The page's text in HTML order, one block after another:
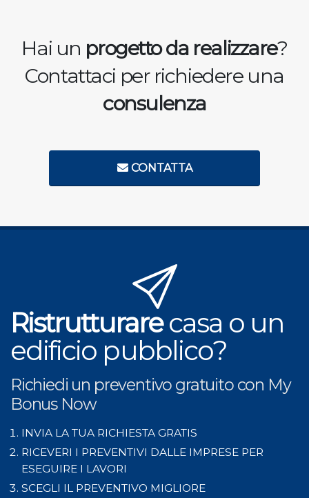
Hai un progetto da realizzare?
Contattaci per richiedere una
consulenza
CONTATTA
Ristrutturarecasa o un
edificio pubblico?
Richiedi un preventivo gratuito con My
Bonus Now
INVIA LA TUA RICHIESTA GRATIS
RICEVERI I PREVENTIVI DALLE IMPRESE PER
ESEGUIRE I LAVORI
SCEGLI IL PREVENTIVO MIGLIORE